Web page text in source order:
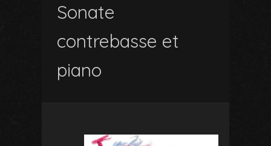
Sonate
contrebasse et
piano